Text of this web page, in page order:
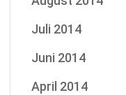
Juli 2014
Juni 2014
April 2014